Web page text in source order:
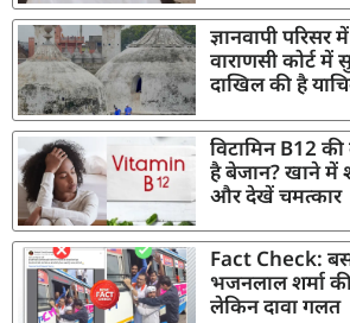
ज्ञानवापी
वाराणसी कोर्ट में
दाखिल की है
विटामिन B12
है बेजान? खाने में
और देखें चमत्कार
Fact Check:
भजनलाल शर्मा
लेकिन दावा गलत